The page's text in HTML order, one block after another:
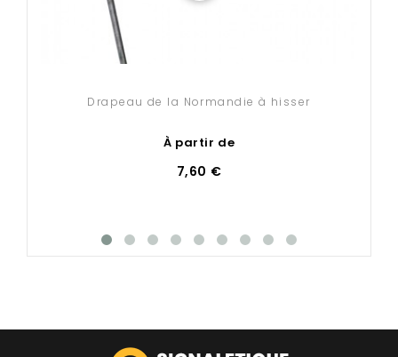
Drapeau de la Normandie à hisser
À partir de
7,60 €